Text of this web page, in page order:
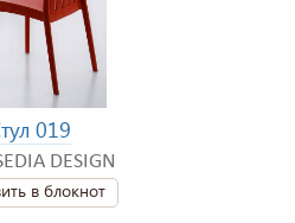
019
DESIGN
в блокнот